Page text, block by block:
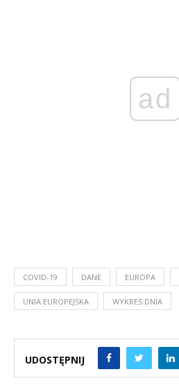
ad
COVID-19 DANE EUROPA
UNIA EUROPEJSKA WYKRES DNIA
UDOSTĘPNIJ